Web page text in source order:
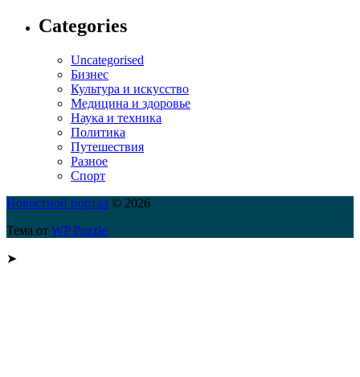
Categories
Uncategorised
Бизнес
Культура и искусство
Медицина и здоровье
Наука и техника
Политика
Путешествия
Разное
Спорт
Новостной портал © 2026
Тема от WP Puzzle
➤